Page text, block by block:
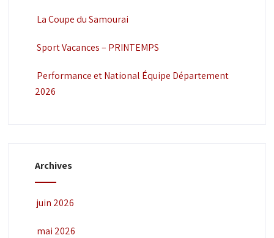
La Coupe du Samourai
Sport Vacances – PRINTEMPS
Performance et National Équipe Département
2026
Archives
juin 2026
mai 2026